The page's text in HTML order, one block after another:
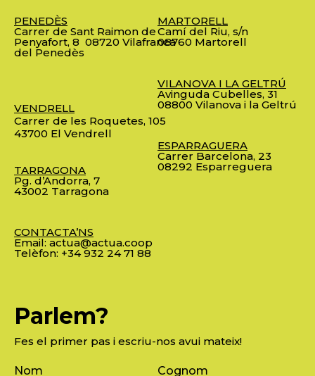
PENEDÈS
Carrer de Sant Raimon de
Penyafort, 8 08720 Vilafranca
del Penedès
VENDRELL
Carrer de les Roquetes, 105
43700 El Vendrell
TARRAGONA
Pg. d’Andorra, 7
43002 Tarragona
CONTACTA’NS
Email: actua@actua.coop
Telèfon: +34 932 24 71 88
MARTORELL
Camí del Riu, s/n
08760 Martorell
VILANOVA I LA GELTRÚ
Avinguda Cubelles, 31
08800 Vilanova i la Geltrú
ESPARRAGUERA
Carrer Barcelona, 23
08292 Esparreguera
Parlem?
Fes el primer pas i escriu-nos avui mateix!